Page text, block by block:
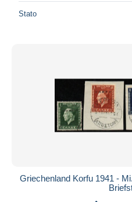
Stato
Griechenland Korfu 1941 -